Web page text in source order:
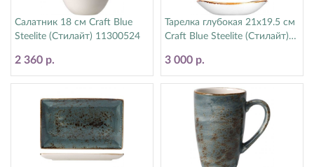
Салатник 18 см Craft Blue
Steelite (Стилайт) 11300524
2 360 р.
Тарелка глубокая 21х19.5 см
Craft Blue Steelite (Стилайт)
3 000 р.